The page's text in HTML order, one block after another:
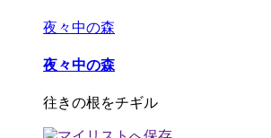
夜々中の森
夜々中の森
往きの根をチギル